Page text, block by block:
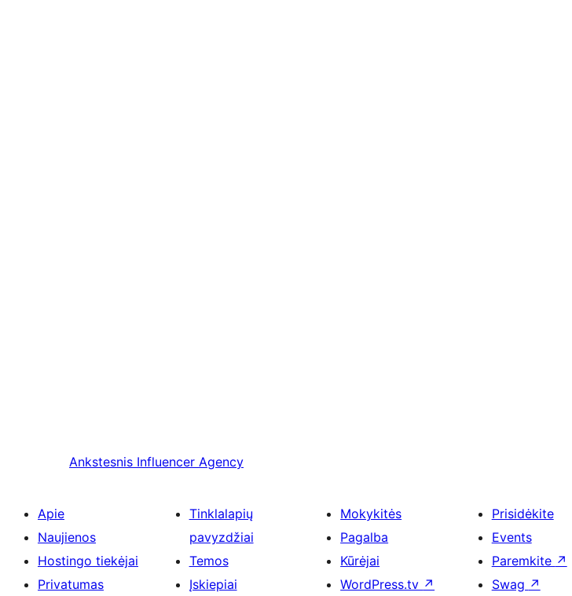
Ankstesnis Influencer Agency
Apie
Naujienos
Hostingo tiekėjai
Privatumas
Tinklalapių
pavyzdžiai
Temos
Įskiepiai
Mokykitės
Pagalba
Kūrėjai
WordPress.tv ↗
Prisidėkite
Events
Paremkite ↗
Swag ↗